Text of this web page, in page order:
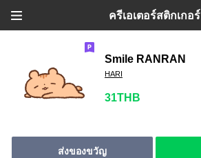
ครีเอเตอร์สติกเกอร์
Smile RANRAN
HARI
31THB
ส่งของขวัญ